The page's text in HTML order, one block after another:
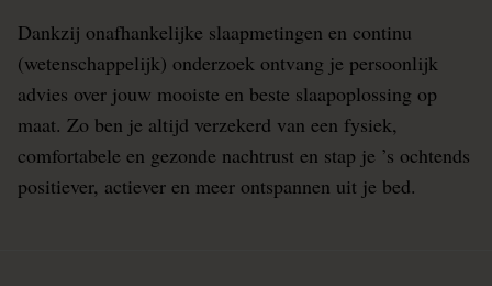
Dankzij onafhankelijke slaapmetingen en continu
(wetenschappelijk) onderzoek ontvang je persoonlijk
advies over jouw mooiste en beste slaapoplossing op
maat. Zo ben je altijd verzekerd van een fysiek,
comfortabele en gezonde nachtrust en stap je ’s ochtends
positiever, actiever en meer ontspannen uit je bed.